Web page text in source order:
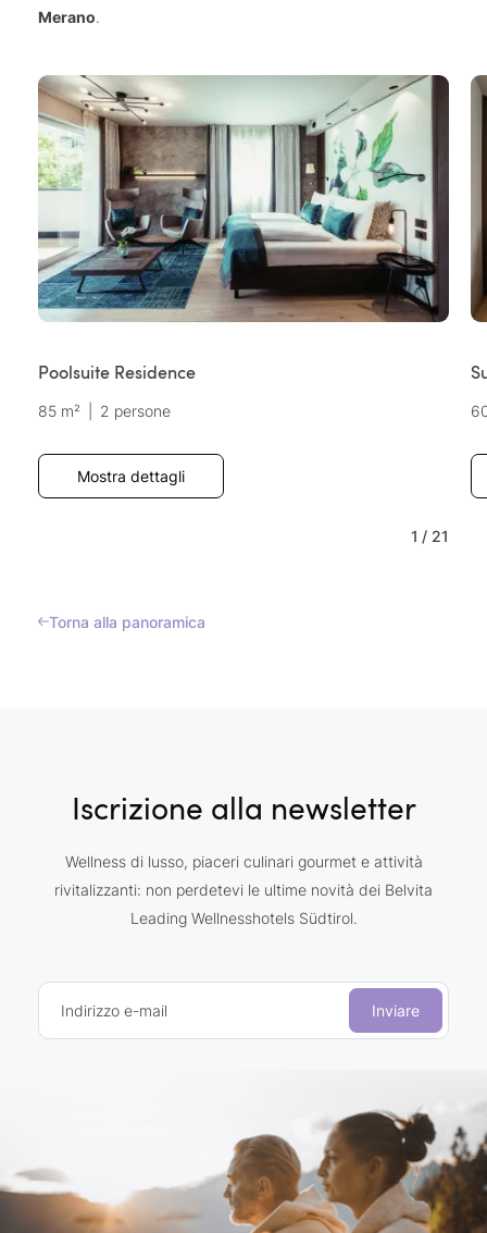
Merano.
Poolsuite Residence
85 m² 2 persone
Mostra dettagli
1 / 21
Torna alla panoramica
Iscrizione alla newsletter
Wellness di lusso, piaceri culinari gourmet e attività
rivitalizzanti: non perdetevi le ultime novità dei Belvita
Leading Wellnesshotels Südtirol.
Indirizzo e-mail Inviare